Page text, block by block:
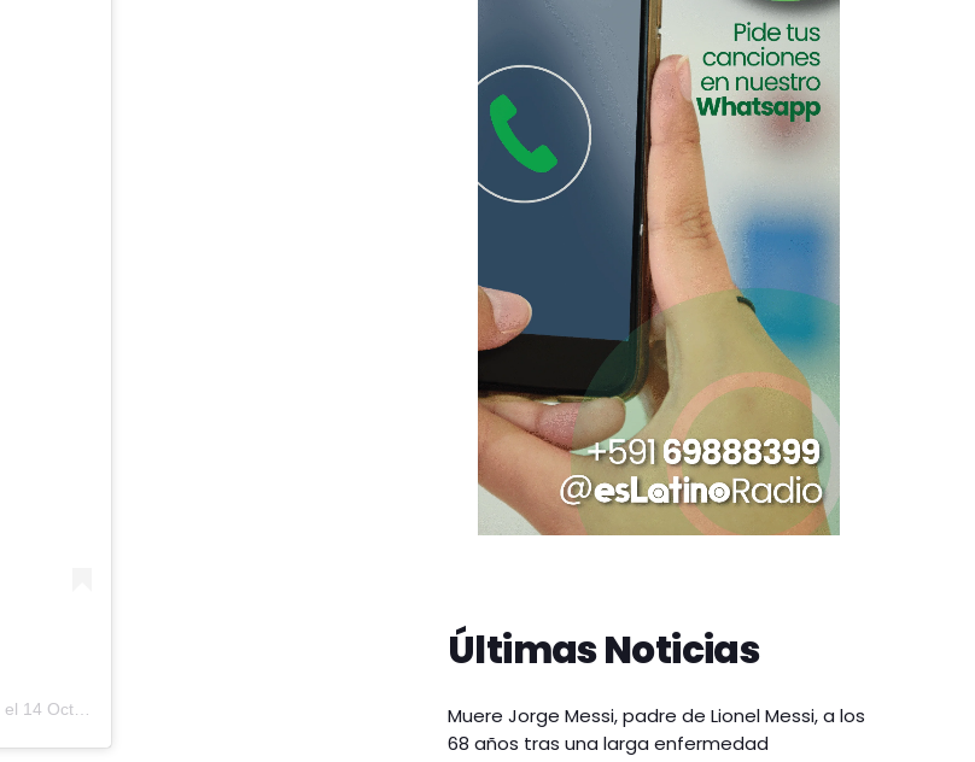
el 14 Oct, 2018 a las 1:12 PDT
Últimas Noticias
Muere Jorge Messi, padre de Lionel Messi, a los
68 años tras una larga enfermedad